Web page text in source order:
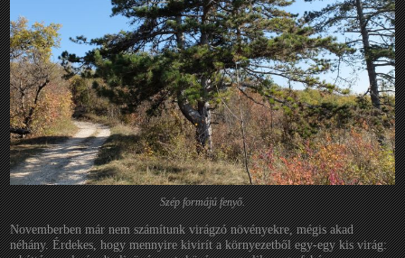
Szép formájú fenyő.
Novemberben már nem számítunk virágzó növényekre, mégis akad
néhány. Érdekes, hogy mennyire kivirít a környezetből egy-egy kis virág: